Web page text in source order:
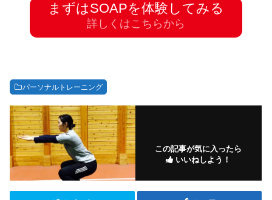
まずはSOAPを体験してみる
詳しくはこちらから
パーソナルトレーニング
この記事が気に入ったら
いいねしよう！